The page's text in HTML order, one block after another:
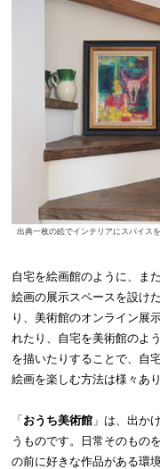
出典一枚の絵でインテリアにスパイス
自宅を絵画館のように、ま
絵画の展示スペースを設け
り、美術館のオンライン展
れたり、自宅を美術館のよ
を描いたりすることで、自
絵画を楽しむ方法は様々あり
「 おうち美術館 」は、出か
うものです。日常そのもの
の前に好きな作品がある環